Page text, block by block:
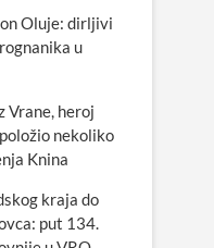
Oluje: dirljivi
u
Vrane, heroj
nekoliko
Knina
kraja do
put 134.